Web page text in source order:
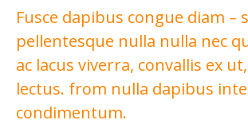
Fusce dapibus congue diam –
pellentesque nulla nulla nec
ac lacus viverra, convallis ex
lectus. from nulla dapibus
condimentum.